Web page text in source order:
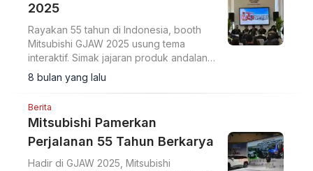
2025
Rayakan 55 tahun di Indonesia, booth
Mitsubishi GJAW 2025 usung tema
interaktif. Simak jajaran produk andalan
dan program penjualan menarik yang
ditawarkan.
8 bulan yang lalu
Berita
Mitsubishi Pamerkan
Perjalanan 55 Tahun Berkarya
Hadir di GJAW 2025, Mitsubishi